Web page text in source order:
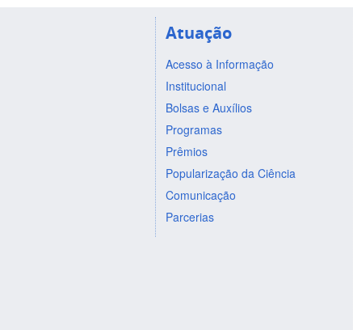
Atuação
Acesso à Informação
Institucional
Bolsas e Auxílios
Programas
Prêmios
Popularização da Ciência
Comunicação
Parcerias